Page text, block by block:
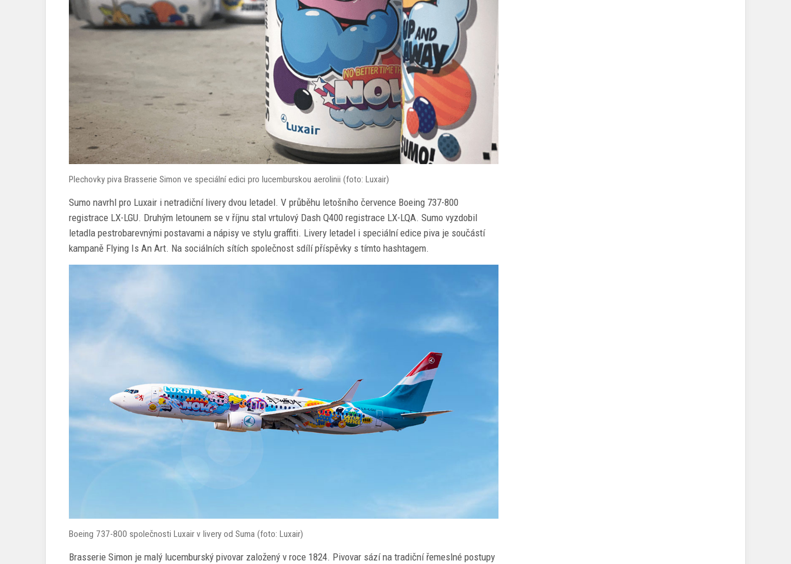
Plechovky piva Brasserie Simon ve speciální edici pro lucemburskou aerolinii (foto: Luxair)
Sumo navrhl pro Luxair i netradiční livery dvou letadel. V průběhu letošního července Boeing 737-800
registrace LX-LGU. Druhým letounem se v říjnu stal vrtulový Dash Q400 registrace LX-LQA. Sumo vyzdobil
letadla pestrobarevnými postavami a nápisy ve stylu graffiti. Livery letadel i speciální edice piva je součástí
kampaně Flying Is An Art. Na sociálních sítích společnost sdílí příspěvky s tímto hashtagem.
Boeing 737-800 společnosti Luxair v livery od Suma (foto: Luxair)
Brasserie Simon je malý lucemburský pivovar založený v roce 1824. Pivovar sází na tradiční řemeslné postupy